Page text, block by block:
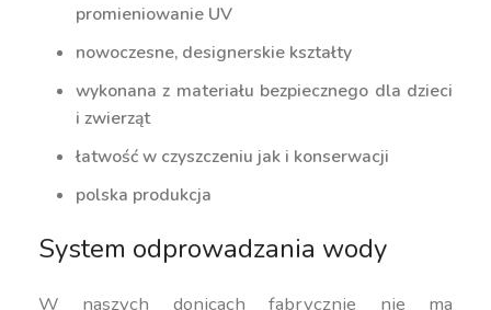
promieniowanie UV
nowoczesne, designerskie kształty
wykonana z materiału bezpiecznego dla dzieci
i zwierząt
łatwość w czyszczeniu jak i konserwacji
polska produkcja
System odprowadzania wody
W naszych donicach fabrycznie nie ma